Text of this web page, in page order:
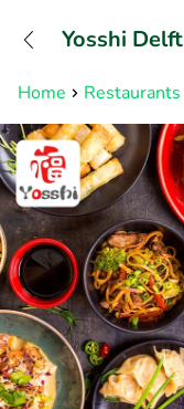
Home Restaurants
Yosshi Delft